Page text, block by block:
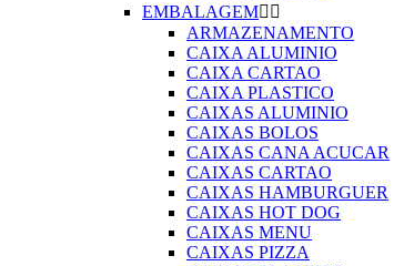
EMBALAGEM 
ARMAZENAMENTO
CAIXA ALUMINIO
CAIXA CARTAO
CAIXA PLASTICO
CAIXAS ALUMINIO
CAIXAS BOLOS
CAIXAS CANA ACUCAR
CAIXAS CARTAO
CAIXAS HAMBURGUER
CAIXAS HOT DOG
CAIXAS MENU
CAIXAS PIZZA